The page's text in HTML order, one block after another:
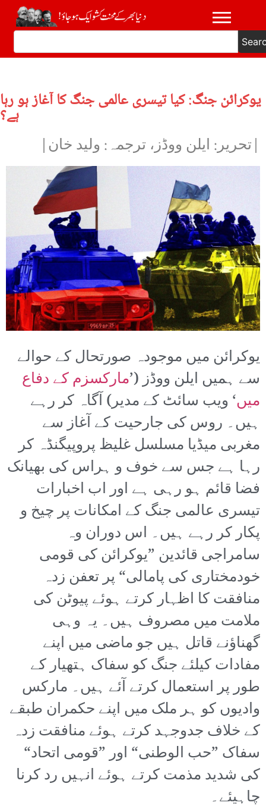
یوکرائن جنگ: کیا تیسری عالمی جنگ کا آغاز ہو رہا
ہے؟
|تحریر: ایلن ووڈز، ترجمہ: ولید خان|
یوکرائن میں موجودہ صورتحال کے حوالے
سے ہمیں ایلن ووڈز (’مارکسزم کے دفاع
میں‘ ویب سائٹ کے مدیر) آگاہ کر رہے
ہیں۔ روس کی جارحیت کے آغاز سے
مغربی میڈیا مسلسل غلیظ پروپیگنڈہ کر
رہا ہے جس سے خوف و ہراس کی بھیانک
فضا قائم ہو رہی ہے اور اب اخبارات
تیسری عالمی جنگ کے امکانات پر چیخ و
پکار کر رہے ہیں۔ اس دوران وہ
سامراجی قائدین ”یوکرائن کی قومی
خودمختاری کی پامالی“ پر تعفن زدہ
منافقت کا اظہار کرتے ہوئے پیوٹن کی
ملامت میں مصروف ہیں۔ یہ وہی
گھناؤنے قاتل ہیں جو ماضی میں اپنے
مفادات کیلئے جنگ کو سفاک ہتھیار کے
طور پر استعمال کرتے آئے ہیں۔ مارکس
وادیوں کو ہر ملک میں اپنے حکمران طبقے
کے خلاف جدوجہد کرتے ہوئے منافقت زدہ
سفاک ”حب الوطنی“ اور ”قومی اتحاد“
کی شدید مذمت کرتے ہوئے انہیں رد کرنا
چاہیئے۔